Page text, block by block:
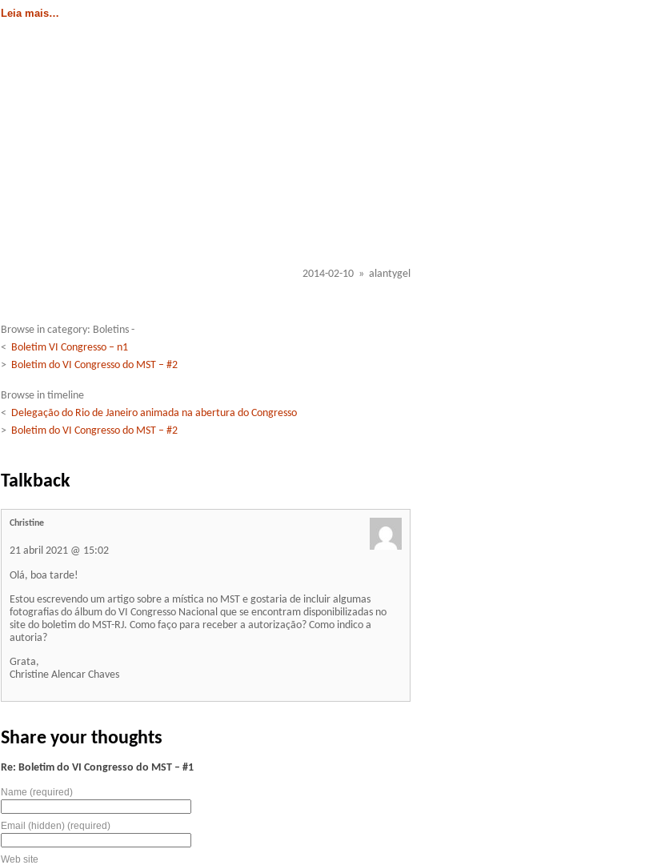
Leia mais…
2014-02-10 » alantygel
Browse in category: Boletins -
< Boletim VI Congresso – n1
> Boletim do VI Congresso do MST – #2
Browse in timeline
< Delegação do Rio de Janeiro animada na abertura do Congresso
> Boletim do VI Congresso do MST – #2
Talkback
Christine
21 abril 2021 @ 15:02
Olá, boa tarde!
Estou escrevendo um artigo sobre a mística no MST e gostaria de incluir algumas
fotografias do álbum do VI Congresso Nacional que se encontram disponibilizadas no
site do boletim do MST-RJ. Como faço para receber a autorização? Como indico a
autoria?
Grata,
Christine Alencar Chaves
Share your thoughts
Re: Boletim do VI Congresso do MST – #1
Name (required)
Email (hidden) (required)
Web site